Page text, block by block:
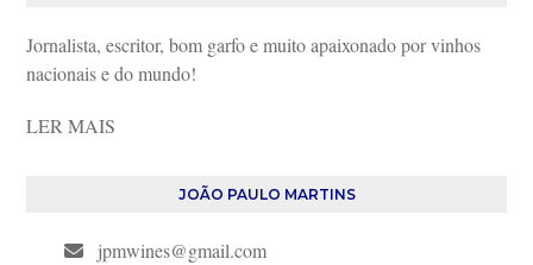
Jornalista, escritor, bom garfo e muito apaixonado por vinhos
nacionais e do mundo!
LER MAIS
JOÃO PAULO MARTINS
jpmwines@gmail.com